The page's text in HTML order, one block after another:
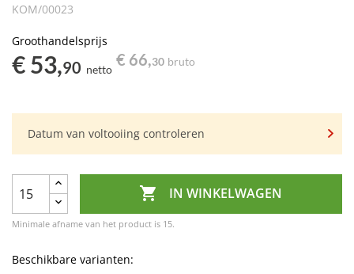
KOM/00023
Groothandelsprijs
€ 53,90 netto
€ 66,30 bruto
Datum van voltooiing controleren
 IN WINKELWAGEN
Minimale afname van het product is 15.
Beschikbare varianten: